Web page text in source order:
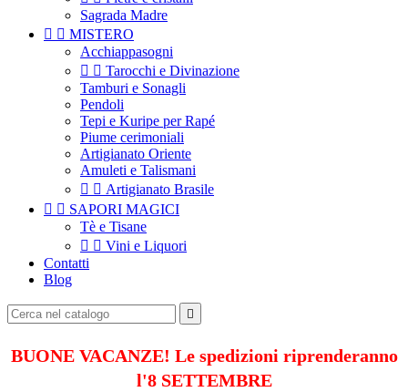
Sagrada Madre
  MISTERO
Acchiappasogni
  Tarocchi e Divinazione
Tamburi e Sonagli
Pendoli
Tepi e Kuripe per Rapé
Piume cerimoniali
Artigianato Oriente
Amuleti e Talismani
  Artigianato Brasile
  SAPORI MAGICI
Tè e Tisane
  Vini e Liquori
Contatti
Blog

BUONE VACANZE! Le spedizioni riprenderanno
l'8 SETTEMBRE